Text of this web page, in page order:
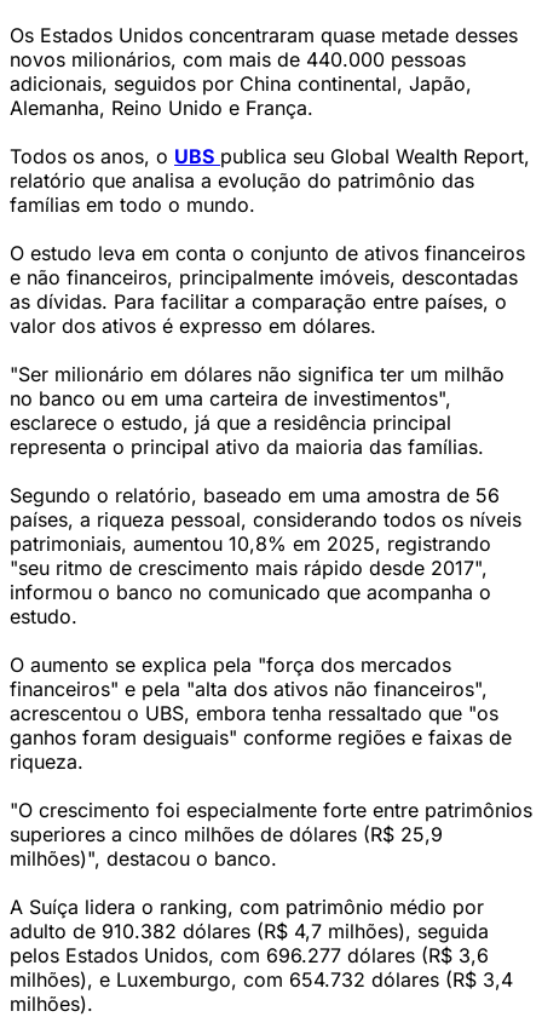
Os Estados Unidos concentraram quase metade desses
novos milionários, com mais de 440.000 pessoas
adicionais, seguidos por China continental, Japão,
Alemanha, Reino Unido e França.
Todos os anos, o UBS publica seu Global Wealth Report,
relatório que analisa a evolução do patrimônio das
famílias em todo o mundo.
O estudo leva em conta o conjunto de ativos financeiros
e não financeiros, principalmente imóveis, descontadas
as dívidas. Para facilitar a comparação entre países, o
valor dos ativos é expresso em dólares.
"Ser milionário em dólares não significa ter um milhão
no banco ou em uma carteira de investimentos",
esclarece o estudo, já que a residência principal
representa o principal ativo da maioria das famílias.
Segundo o relatório, baseado em uma amostra de 56
países, a riqueza pessoal, considerando todos os níveis
patrimoniais, aumentou 10,8% em 2025, registrando
"seu ritmo de crescimento mais rápido desde 2017",
informou o banco no comunicado que acompanha o
estudo.
O aumento se explica pela "força dos mercados
financeiros" e pela "alta dos ativos não financeiros",
acrescentou o UBS, embora tenha ressaltado que "os
ganhos foram desiguais" conforme regiões e faixas de
riqueza.
"O crescimento foi especialmente forte entre patrimônios
superiores a cinco milhões de dólares (R$ 25,9
milhões)", destacou o banco.
A Suíça lidera o ranking, com patrimônio médio por
adulto de 910.382 dólares (R$ 4,7 milhões), seguida
pelos Estados Unidos, com 696.277 dólares (R$ 3,6
milhões), e Luxemburgo, com 654.732 dólares (R$ 3,4
milhões).